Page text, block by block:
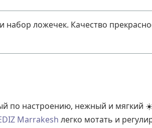
набор ложечек. Качество
по настроению, нежный и мягкий
Marrakesh легко мотать и